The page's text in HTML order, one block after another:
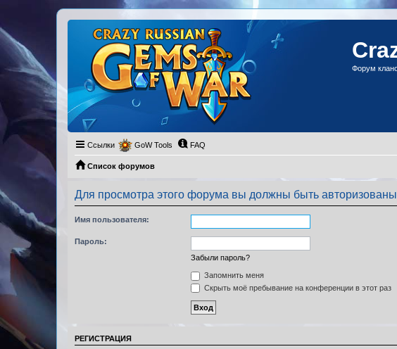
Форум
Ссылки GoW Tools FAQ
Список форумов
Для просмотра этого форума вы должны быть
Имя пользователя:
Пароль:
Забыли пароль?
Запомнить меня
Скрыть моё пребывание на конференции в этот раз
РЕГИСТРАЦИЯ